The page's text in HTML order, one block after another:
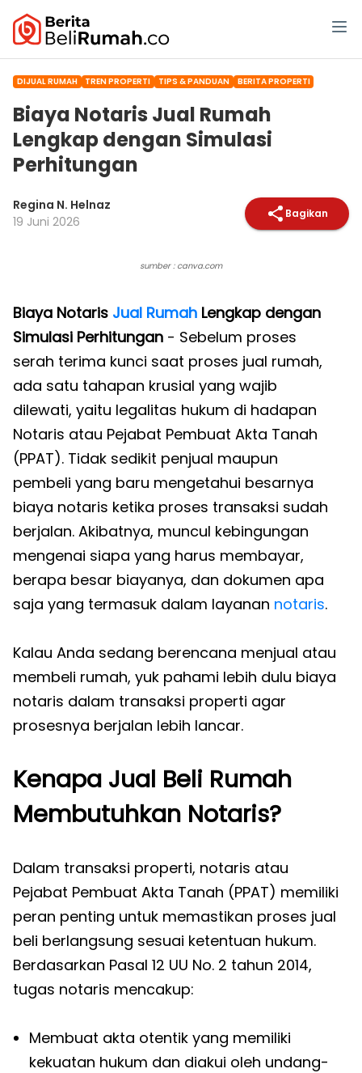
DIJUAL RUMAH TREN PROPERTI TIPS & PANDUAN BERITA PROPERTI
Biaya Notaris Jual Rumah
Lengkap dengan Simulasi
Perhitungan
Regina N. Helnaz
19 Juni 2026
Bagikan
sumber : canva.com
Biaya Notaris Jual Rumah Lengkap dengan
Simulasi Perhitungan - Sebelum proses
serah terima kunci saat proses jual rumah,
ada satu tahapan krusial yang wajib
dilewati, yaitu legalitas hukum di hadapan
Notaris atau Pejabat Pembuat Akta Tanah
(PPAT). Tidak sedikit penjual maupun
pembeli yang baru mengetahui besarnya
biaya notaris ketika proses transaksi sudah
berjalan. Akibatnya, muncul kebingungan
mengenai siapa yang harus membayar,
berapa besar biayanya, dan dokumen apa
saja yang termasuk dalam layanan notaris.
Kalau Anda sedang berencana menjual atau
membeli rumah, yuk pahami lebih dulu biaya
notaris dalam transaksi properti agar
prosesnya berjalan lebih lancar.
Kenapa Jual Beli Rumah
Membutuhkan Notaris?
Dalam transaksi properti, notaris atau
Pejabat Pembuat Akta Tanah (PPAT) memiliki
peran penting untuk memastikan proses jual
beli berlangsung sesuai ketentuan hukum.
Berdasarkan Pasal 12 UU No. 2 tahun 2014,
tugas notaris mencakup:
Membuat akta otentik yang memiliki
kekuatan hukum dan diakui oleh undang-